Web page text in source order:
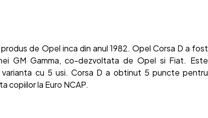
de Opel inca din anul 1982. Opel Corsa D a fost
GM Gamma, co-dezvoltata de Opel si Fiat. Este
cu 5 usi. Corsa D a obtinut 5 puncte pentru
copiilor la Euro NCAP.